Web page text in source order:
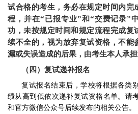
试合格的考生 ， 务必在规定时间内完
程，并在“已报专业”和“交费记录”
功 ，未按规定时间和规定流程完成复
续不全的 ， 视为放弃复试资格 ， 不能
漏或失误造成的后果，由考生本人承担
（四）复试递补报名
复试报名结束后，学校将根据各类
绩从高到低依次递补复试资格名单。请
和官方微信公众号后续发布的相关公告。